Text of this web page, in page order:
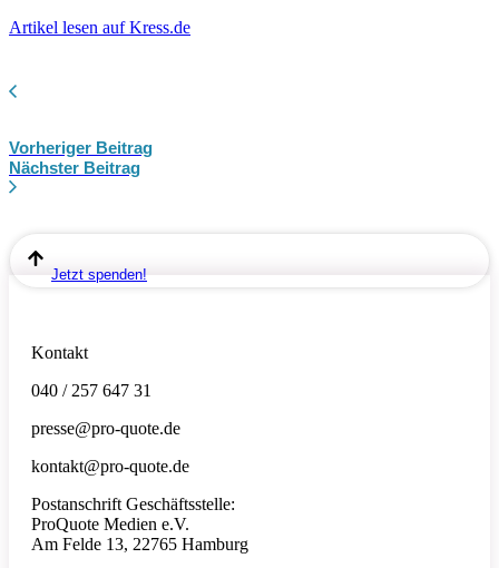
Artikel lesen auf Kress.de
Vorheriger Beitrag
Nächster Beitrag
Jetzt spenden!
Kontakt
040 / 257 647 31
presse@pro-quote.de
kontakt@pro-quote.de
Postanschrift Geschäftsstelle:
ProQuote Medien e.V.
Am Felde 13, 22765 Hamburg